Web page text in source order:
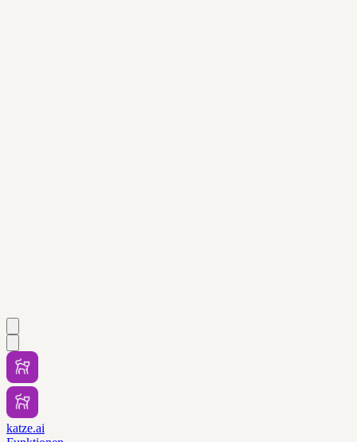
katze.ai